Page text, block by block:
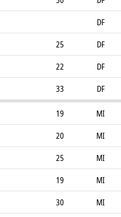
DF
25
DF
22
DF
33 DF
19 MI
20 MI
25 MI
19 MI
30 MI